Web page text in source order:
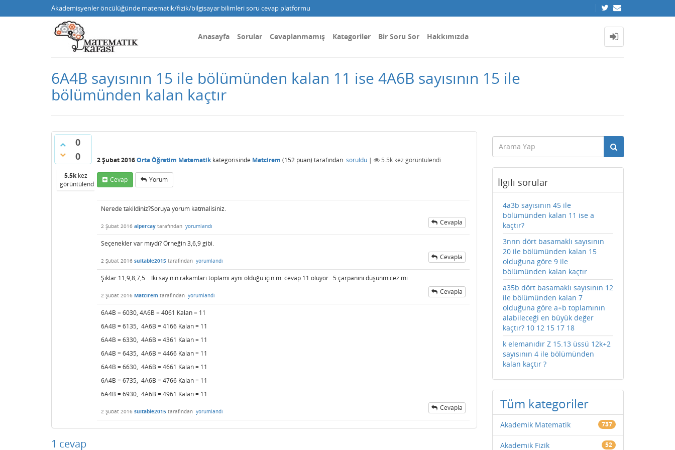
Akademisyenler öncülüğünde matematik/fizik/bilgisayar bilimleri soru cevap platformu
Anasayfa Sorular Cevaplanmamış Kategoriler Bir Soru Sor Hakkımızda
6A4B sayısının 15 ile bölümünden kalan 11 ise 4A6B sayısının 15 ile
bölümünden kalan kaçtır
0
0
5.5kkez
görüntülendi
2 Şubat 2016Orta Öğretim Matematikkategorisinde Matcirem (152 puan) tarafından soruldu | 5.5k kez görüntülendi
Cevap Yorum
Nerede takildiniz?Soruya yorum katmalisiniz.
2 Şubat 2016 alpercay tarafından yorumlandı Cevapla
Seçenekler var mıydı? Örneğin 3,6,9 gibi.
2 Şubat 2016 suitable2015 tarafından yorumlandı Cevapla
Şıklar 11,9,8,7,5 . İki sayının rakamları toplamı aynı olduğu için mi cevap 11 oluyor. 5 çarpanını düşünmicez mi
2 Şubat 2016 Matcirem tarafından yorumlandı Cevapla
6A4B = 6030, 4A6B = 4061 Kalan = 11
6A4B = 6135, 4A6B = 4166 Kalan = 11
6A4B = 6330, 4A6B = 4361 Kalan = 11
6A4B = 6435, 4A6B = 4466 Kalan = 11
6A4B = 6630, 4A6B = 4661 Kalan = 11
6A4B = 6735, 4A6B = 4766 Kalan = 11
6A4B = 6930, 4A6B = 4961 Kalan = 11
2 Şubat 2016 suitable2015 tarafından yorumlandı Cevapla
1 cevap
İlgili sorular
4a3b sayısının 45 ile
bölümünden kalan 11 ise a
kaçtır?
3nnn dört basamaklı sayısının
20 ile bölümünden kalan 15
olduğuna göre 9 ile
bölümünden kalan kaçtır
a35b dört basamaklı sayısının 12
ile bölümünden kalan 7
olduğuna göre a+b toplamının
alabileceği en büyük değer
kaçtır? 10 12 15 17 18
k elemanıdır Z 15.13 üssü 12k+2
sayısının 4 ile bölümünden
kalan kaçtır ?
Tüm kategoriler
Akademik Matematik 737
Akademik Fizik 52